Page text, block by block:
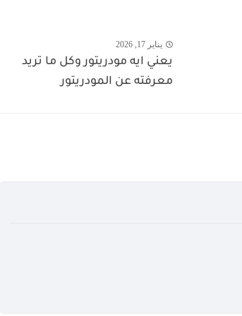
يناير 17, 2026
يعني ايه مودريتور وكل ما تريد
معرفته عن المودريتور